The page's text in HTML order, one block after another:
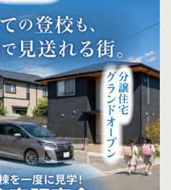
いたします。 ※ご予約状
ない場合がございます。あらか
い合わせへの対応について 休
やご質問などのお問い合わせに
対応いたします。 通常より
がございますので、あらかじめ
申し上げます。